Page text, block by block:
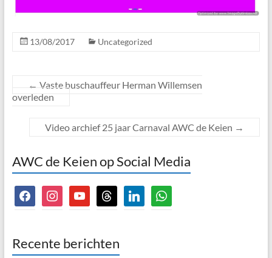
13/08/2017 Uncategorized
← Vaste buschauffeur Herman Willemsen
overleden
Video archief 25 jaar­ Carnaval AWC de Keien →
AWC de Keien op Social Media
facebookinstagramyoutubethreads linkedinwhatsapp
Recente berichten